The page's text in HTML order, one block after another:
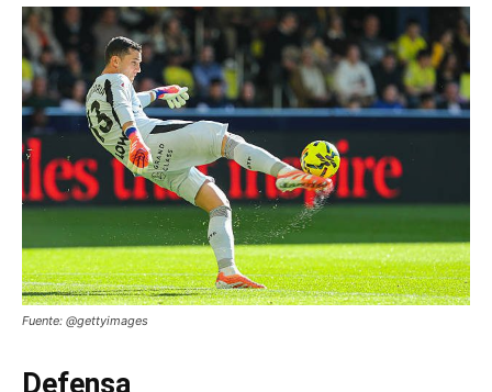
Fuente: @gettyimages
Defensa